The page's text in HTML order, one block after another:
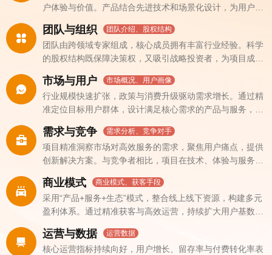
户体验与价值。产品结合先进技术和场景化设计，为用户提
团队与组织 团队介绍、股权结构
团队由跨领域专家组成，核心成员拥有丰富行业经验。科学
的股权结构既保障决策权，又吸引战略投资者，为项目成长
市场与用户 市场概况、用户画像
行业规模快速扩张，政策与消费升级驱动需求增长。通过精
准定位目标用户群体，设计满足核心需求的产品与服务，提
需求与竞争 需求分析、竞争对手
项目精准洞察市场对高效服务的需求，聚焦用户痛点，提供
创新解决方案。与竞争者相比，项目在技术、体验与服务模
商业模式 商业模式、获客手段
采用“产品+服务+生态”模式，整合线上线下资源，构建多元
盈利体系。通过精准获客与高效运营，持续扩大用户基数与
运营与数据 运营数据
核心运营指标持续向好，用户增长、留存率与付费转化率表